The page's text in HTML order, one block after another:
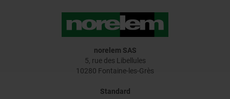
norelem SAS
5, rue des Libellules
10280 Fontaine-les-Grès
Standard